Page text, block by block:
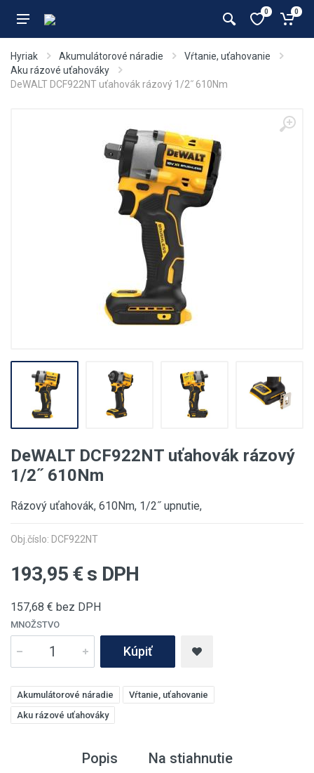
0 0
Hyriak Akumulátorové náradie
Vŕtanie, uťahovanie
Aku rázové uťahováky
DeWALT DCF922NT uťahovák rázový 1/2˝ 610Nm
DeWALT DCF922NT uťahovák rázový
1/2˝ 610Nm
Rázový uťahovák, 610Nm, 1/2˝ upnutie,
Obj.číslo: DCF922NT
193,95€ s DPH
157,68 € bez DPH
MNOŽSTVO
Kúpiť
Akumulátorové náradie
Vŕtanie, uťahovanie
Aku rázové uťahováky
Popis Na stiahnutie